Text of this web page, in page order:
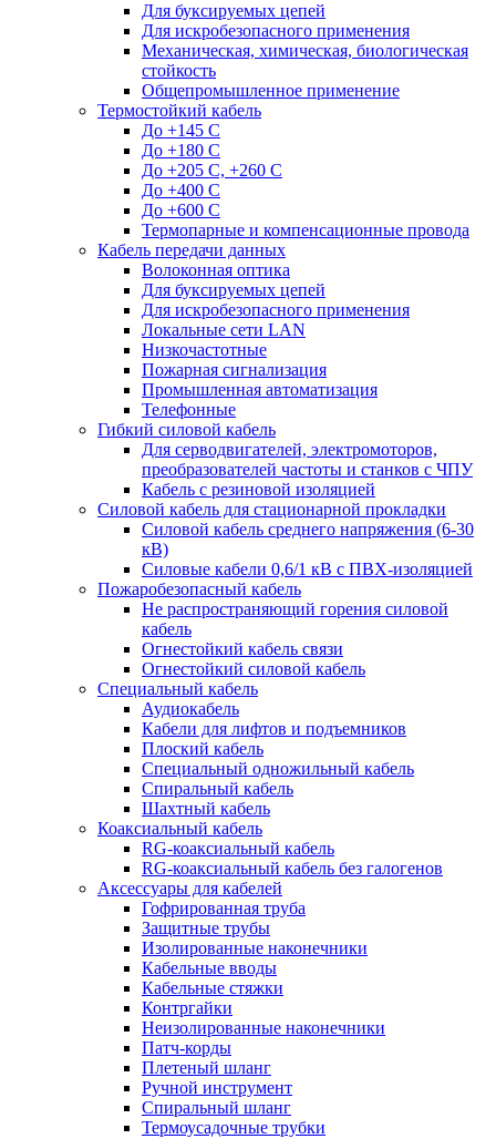
Для буксируемых цепей
Для искробезопасного применения
Механическая, химическая, биологическая
стойкость
Общепромышленное применение
Термостойкий кабель
До +145 С
До +180 C
До +205 С, +260 С
До +400 C
До +600 С
Термопарные и компенсационные провода
Кабель передачи данных
Волоконная оптика
Для буксируемых цепей
Для искробезопасного применения
Локальные сети LAN
Низкочастотные
Пожарная сигнализация
Промышленная автоматизация
Телефонные
Гибкий силовой кабель
Для серводвигателей, электромоторов,
преобразователей частоты и станков с ЧПУ
Кабель с резиновой изоляцией
Силовой кабель для стационарной прокладки
Силовой кабель среднего напряжения (6-30
кВ)
Силовые кабели 0,6/1 кВ с ПВХ-изоляцией
Пожаробезопасный кабель
Не распространяющий горения силовой
кабель
Огнестойкий кабель связи
Огнестойкий силовой кабель
Специальный кабель
Аудиокабель
Кабели для лифтов и подъемников
Плоский кабель
Специальный одножильный кабель
Спиральный кабель
Шахтный кабель
Коаксиальный кабель
RG-коаксиальный кабель
RG-коаксиальный кабель без галогенов
Аксессуары для кабелей
Гофрированная труба
Защитные трубы
Изолированные наконечники
Кабельные вводы
Кабельные стяжки
Контргайки
Неизолированные наконечники
Патч-корды
Плетеный шланг
Ручной инструмент
Спиральный шланг
Термоусадочные трубки